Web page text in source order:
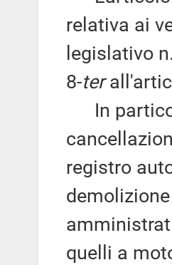
relativa ai
legislativo
8-ter
In
registro
quelli a